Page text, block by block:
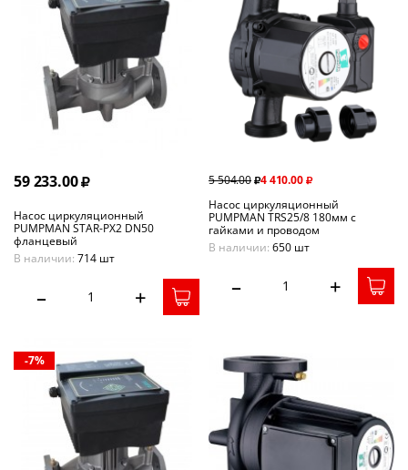
59 233.00
Насос циркуляционный
PUMPMAN STAR-PX2 DN50
фланцевый
В наличии: 714 шт
– +
5 504.00 4 410.00
Насос циркуляционный
PUMPMAN TRS25/8 180мм с
гайками и проводом
В наличии: 650 шт
– +
-7%